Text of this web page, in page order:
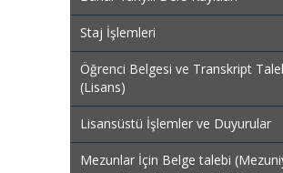
Staj İşlemleri
Öğrenci Belgesi ve Transkript
(Lisans)
Lisansüstü İşlemler ve Duyurular
Mezunlar İçin Belge talebi